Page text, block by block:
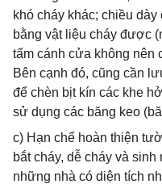
khó cháy khác; chiều
bằng vật liệu cháy được
tấm cánh cửa không nên
Bên cạnh đó, cũng cần
để chèn bịt kín các khe
sử dụng các băng keo
c) Hạn chế hoàn thiện
bắt cháy, dễ cháy và
những nhà có diện tích